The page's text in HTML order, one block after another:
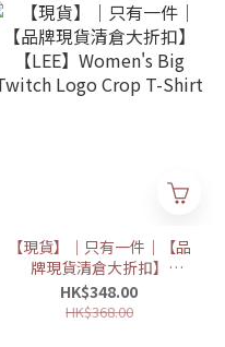
【現貨】｜只有一件｜【品
牌現貨清倉大折扣】
【LEE】Women's Big
Twitch Logo Crop T-Shirt
HK$348.00
HK$368.00